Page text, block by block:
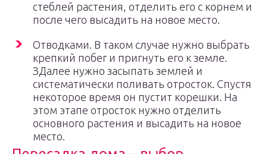
стеблей растения, отделить его с корнем и
после чего высадить на новое место.
Отводками. В таком случае нужно выбрать
крепкий побег и пригнуть его к земле.
ЗДалее нужно засыпать землей и
систематически поливать отросток. Спустя
некоторое время он пустит корешки. На
этом этапе отросток нужно отделить
основного растения и высадить на новое
место.